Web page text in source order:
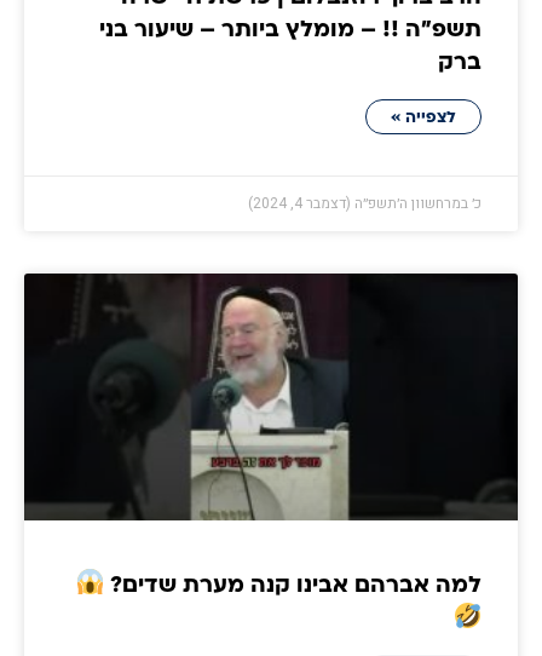
תשפ״ה !! – מומלץ ביותר – שיעור בני
ברק
לצפייה »
כ׳ במרחשוון ה׳תשפ״ה (דצמבר 4, 2024)
למה אברהם אבינו קנה מערת שדים?